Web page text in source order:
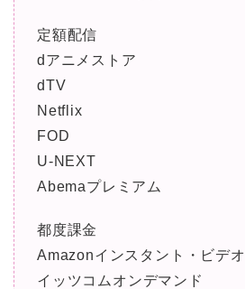
定額配信
dアニメストア
dTV
Netflix
FOD
U-NEXT
Abemaプレミアム
都度課金
Amazonインスタント・ビデオ
イッツコムオンデマンド